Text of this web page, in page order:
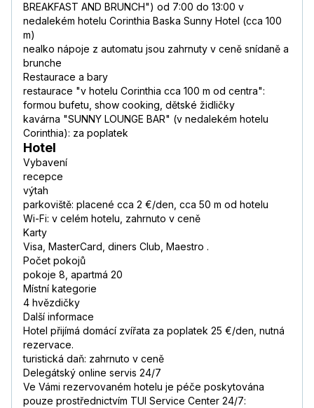
BREAKFAST AND BRUNCH") od 7:00 do 13:00 v
nedalekém hotelu Corinthia Baska Sunny Hotel (cca 100
m)
nealko nápoje z automatu jsou zahrnuty v ceně snídaně a
brunche
Restaurace a bary
restaurace "v hotelu Corinthia cca 100 m od centra":
formou bufetu, show cooking, dětské židličky
kavárna "SUNNY LOUNGE BAR" (v nedalekém hotelu
Corinthia): za poplatek
Hotel
Vybavení
recepce
výtah
parkoviště: placené cca 2 €/den, cca 50 m od hotelu
Wi-Fi: v celém hotelu, zahrnuto v ceně
Karty
Visa, MasterCard, diners Club, Maestro .
Počet pokojů
pokoje 8, apartmá 20
Místní kategorie
4 hvězdičky
Další informace
Hotel přijímá domácí zvířata za poplatek 25 €/den, nutná
rezervace.
turistická daň: zahrnuto v ceně
Delegátský online servis 24/7
Ve Vámi rezervovaném hotelu je péče poskytována
pouze prostřednictvím TUI Service Center 24/7: